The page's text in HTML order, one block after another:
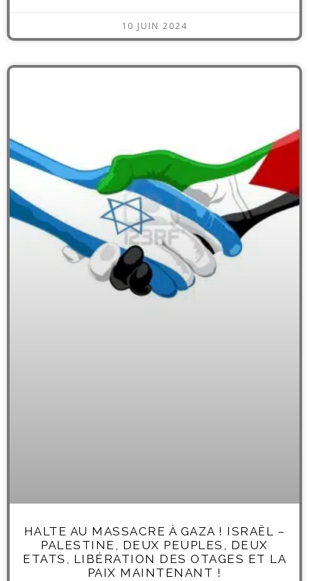
10 JUIN 2024
HALTE AU MASSACRE À GAZA ! ISRAËL –
PALESTINE, DEUX PEUPLES, DEUX
ETATS, LIBÉRATION DES OTAGES ET LA
PAIX MAINTENANT !